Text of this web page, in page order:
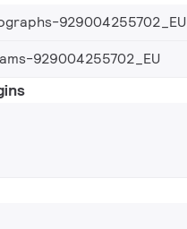
929004255702_EU
929004255702_EU